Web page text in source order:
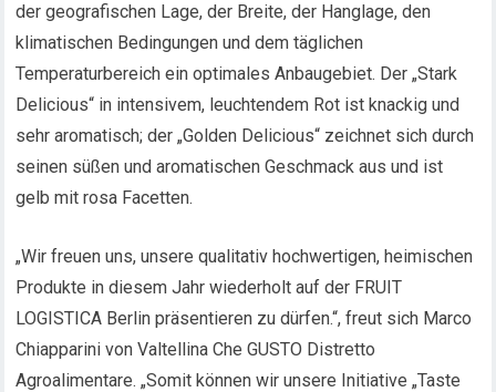
der geografischen Lage, der Breite, der Hanglage, den
klimatischen Bedingungen und dem täglichen
Temperaturbereich ein optimales Anbaugebiet. Der „Stark
Delicious“ in intensivem, leuchtendem Rot ist knackig und
sehr aromatisch; der „Golden Delicious“ zeichnet sich durch
seinen süßen und aromatischen Geschmack aus und ist
gelb mit rosa Facetten.
„Wir freuen uns, unsere qualitativ hochwertigen, heimischen
Produkte in diesem Jahr wiederholt auf der FRUIT
LOGISTICA Berlin präsentieren zu dürfen.“, freut sich Marco
Chiapparini von Valtellina Che GUSTO Distretto
Agroalimentare. „Somit können wir unsere Initiative „Taste